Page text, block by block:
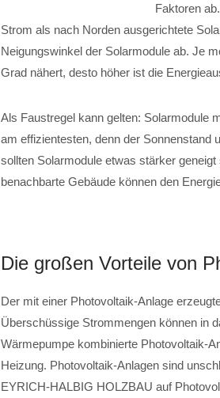
Faktoren
Strom als nach Norden ausgerichtete
Neigungswinkel der Solarmodule ab. Je
Grad nähert, desto höher ist die
Als Faustregel kann gelten: Solarmodule
am effizientesten, denn der Sonnenstand
sollten Solarmodule etwas stärker
benachbarte Gebäude können den
Die großen Vorteile von
Der mit einer Photovoltaik-Anlage
Überschüssige Strommengen können in
Wärmepumpe kombinierte Photovoltaik-
Heizung. Photovoltaik-Anlagen sind
EYRICH-HALBIG HOLZBAU auf